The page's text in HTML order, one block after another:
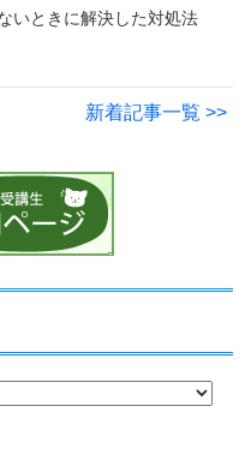
いときに解決した対処法
新着記事一覧 >>